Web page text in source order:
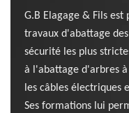
G.B Elagage & Fils
travaux d'abattage
sécurité les plus
à l'abattage d'arbres à
les câbles électriques
Ses formations lui